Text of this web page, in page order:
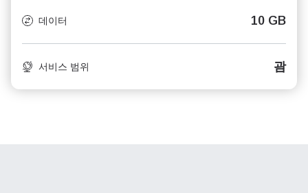
데이터 10 GB
서비스 범위 괌